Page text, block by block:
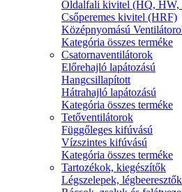
Oldalfali kivitel (HQ, HW,
Csőperemes kivitel (HRF)
Középnyomású
Kategória összes terméke
Csatornaventilátorok
Előrehajló lapátozású
Hangcsillapított
Hátrahajló lapátozású
Kategória összes terméke
Tetőventilátorok
Függőleges kifúvású
Vízszintes kifúvású
Kategória összes terméke
Tartozékok, kiegészítők
Légszelepek, légbeeresztők